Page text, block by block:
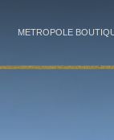
METROPOLE